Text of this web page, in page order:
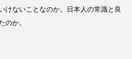
けないことなのか。日本人の常識と良
のか。